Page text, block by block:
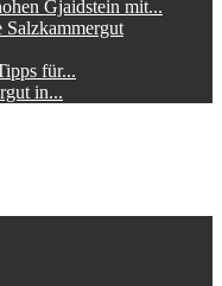
Gjaidstein mit...
für...
in...